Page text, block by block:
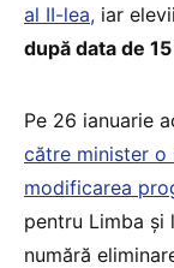
al II-lea, iar
după data de
Pe 26 ianuarie
către minister o
modificarea
pentru Limba și
numără